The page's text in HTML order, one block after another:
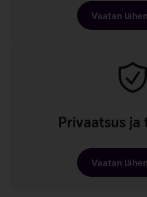
Vaatan
Privaatsus ja
Vaatan